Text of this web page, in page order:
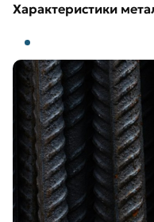
Характеристики